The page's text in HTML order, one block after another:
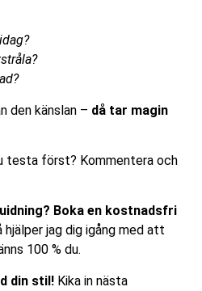
den känslan – då tar magin
testa först? Kommentera och
Boka en kostnadsfri
hjälper jag dig igång med att
100 % du.
din stil! Kika in nästa